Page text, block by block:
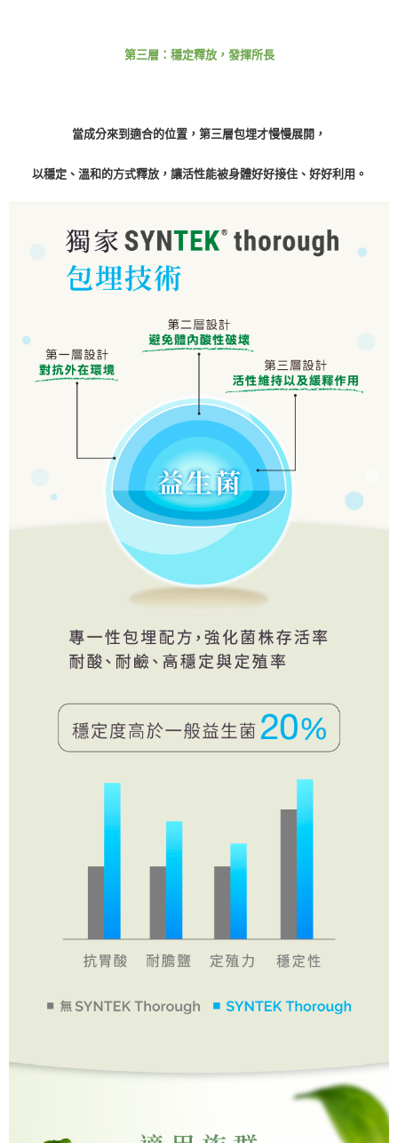
第三層：穩定釋放，發揮所長
當成分來到適合的位置，第三層包埋才慢慢展開，
以穩定、溫和的方式釋放，讓活性能被身體好好接住、好好利用。